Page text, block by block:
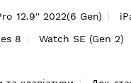
12.9'' 2022(6 Gen)
8
Watch SE (Gen 2)